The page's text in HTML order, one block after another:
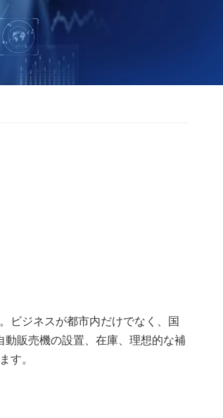
ビジネスが都市内だけでなく、国
販売機の設置、在庫、理想的な補
。